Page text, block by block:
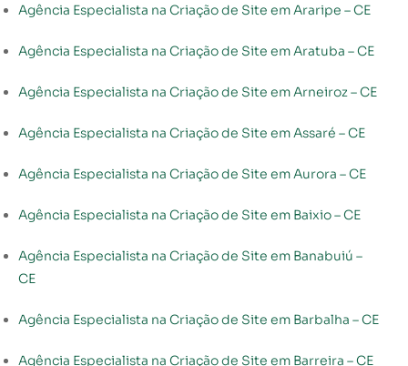
Agência Especialista na Criação de Site em Araripe – CE
Agência Especialista na Criação de Site em Aratuba – CE
Agência Especialista na Criação de Site em Arneiroz – CE
Agência Especialista na Criação de Site em Assaré – CE
Agência Especialista na Criação de Site em Aurora – CE
Agência Especialista na Criação de Site em Baixio – CE
Agência Especialista na Criação de Site em Banabuiú –
CE
Agência Especialista na Criação de Site em Barbalha – CE
Agência Especialista na Criação de Site em Barreira – CE